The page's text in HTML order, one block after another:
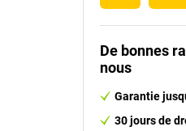
De bonnes
nous
Garantie
30 jours de